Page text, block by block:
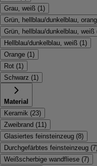
Grau, weiß (1 )
Grün, hellblau/dunkelblau,
Grün, hellblau/dunkelblau, weiß
Hellblau/dunkelblau, weiß (1 )
Orange (1 )
Rot (1 )
Schwarz (1 )
Material
Keramik (23)
Zweibrand (11 )
Glasiertes feinsteinzeug (8)
Durchgefärbtes feinsteinzeug (7
Weißscherbige wandfliese (7)